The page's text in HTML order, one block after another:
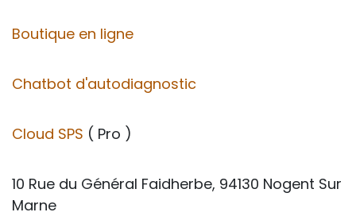
Boutique en ligne
Chatbot d'autodiagnostic
Cloud SPS ( Pro )
10 Rue du Général Faidherbe, 94130 Nogent Sur
Marne